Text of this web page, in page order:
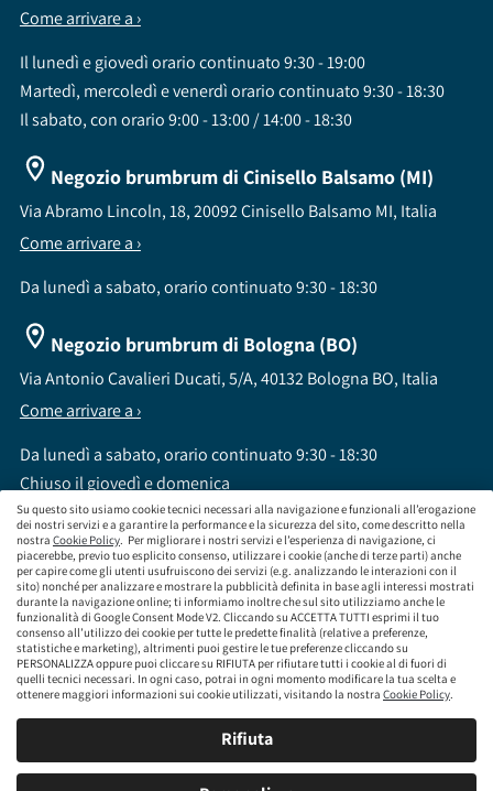
Su questo sito usiamo cookie tecnici necessari alla navigazione e funzionali all’erogazione
dei nostri servizi e a garantire la performance e la sicurezza del sito, come descritto nella
nostra Cookie Policy. Per migliorare i nostri servizi e l’esperienza di navigazione, ci
piacerebbe, previo tuo esplicito consenso, utilizzare i cookie (anche di terze parti) anche
per capire come gli utenti usufruiscono dei servizi (e.g. analizzando le interazioni con il
sito) nonché per analizzare e mostrare la pubblicità definita in base agli interessi mostrati
durante la navigazione online; ti informiamo inoltre che sul sito utilizziamo anche le
funzionalità di Google Consent Mode V2. Cliccando su ACCETTA TUTTI esprimi il tuo
consenso all’utilizzo dei cookie per tutte le predette finalità (relative a preferenze,
statistiche e marketing), altrimenti puoi gestire le tue preferenze cliccando su
PERSONALIZZA oppure puoi cliccare su RIFIUTA per rifiutare tutti i cookie al di fuori di
quelli tecnici necessari. In ogni caso, potrai in ogni momento modificare la tua scelta e
ottenere maggiori informazioni sui cookie utilizzati, visitando la nostra Cookie Policy.
Rifiuta
Come arrivare a ›
Il lunedì e giovedì orario continuato 9:30 - 19:00
Martedì, mercoledì e venerdì orario continuato 9:30 - 18:30
Il sabato, con orario 9:00 - 13:00 / 14:00 - 18:30
Negozio brumbrum di Cinisello Balsamo (MI)
Via Abramo Lincoln, 18, 20092 Cinisello Balsamo MI, Italia
Come arrivare a ›
Da lunedì a sabato, orario continuato 9:30 - 18:30
Negozio brumbrum di Bologna (BO)
Via Antonio Cavalieri Ducati, 5/A, 40132 Bologna BO, Italia
Come arrivare a ›
Da lunedì a sabato, orario continuato 9:30 - 18:30
Chiuso il giovedì e domenica
brumbrum S.p.A a socio unico - CF / P.IVA 09323210964 - Numero REA: MI - 2083307 -
Capitale Sociale: Euro 218.547,65 i.v.
Sede Legale Via Leningrado 8, 20161 Milano MI
Società soggetta alla direzione e coordinamento di Aramis Group S.A.
Società soggetta al controllo IVASS, consulta gli estremi dell'iscrizione al sito
www.servizi.ivass.it